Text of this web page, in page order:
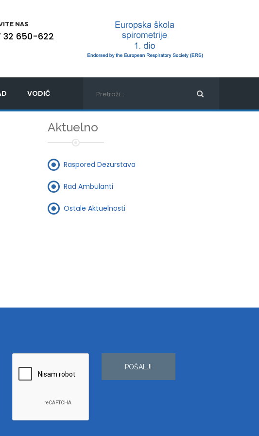
NAS
32 650-622
VODIČ
Aktuelno
Raspored Dezurstava
Rad Ambulanti
Ostale Aktuelnosti
POŠALJI